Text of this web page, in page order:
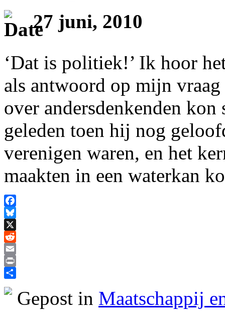
27 juni, 2010
‘Dat is politiek!’ Ik hoor
als antwoord op mijn
over andersdenkenden
geleden toen hij nog
verenigen waren, en het
maakten in een waterkan
Facebook
Bluesky
X
Reddit
Email
Print
Delen
Gepost in Maatschappij